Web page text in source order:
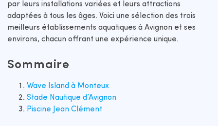
par leurs installations variées et leurs attractions
adaptées à tous les âges. Voici une sélection des trois
meilleurs établissements aquatiques à Avignon et ses
environs, chacun offrant une expérience unique.​
Sommaire
Wave Island à Monteux
Stade Nautique d’Avignon
Piscine Jean Clément